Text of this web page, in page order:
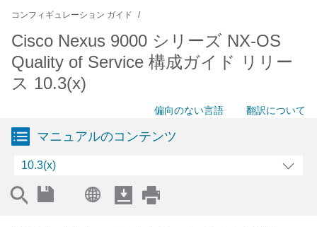
コンフィギュレーション ガイド
Cisco Nexus 9000 シリーズ NX-OS
Quality of Service 構成ガイド リリー
ス 10.3(x)
偏向のない言語 翻訳について
マニュアルのコンテンツ
10.3(x)